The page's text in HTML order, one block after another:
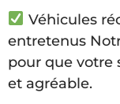
Véhicules
entretenus
pour que votre
et agréable.